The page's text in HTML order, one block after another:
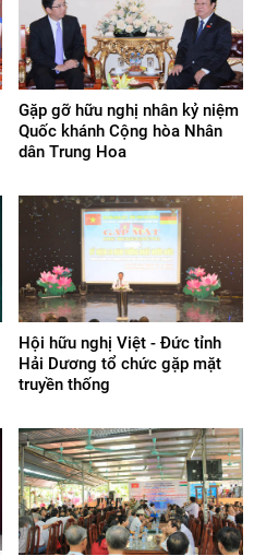
Gặp gỡ hữu nghị nhân kỷ niệm
Quốc khánh Cộng hòa Nhân
dân Trung Hoa
Hội hữu nghị Việt - Đức tỉnh
Hải Dương tổ chức gặp mặt
truyền thống